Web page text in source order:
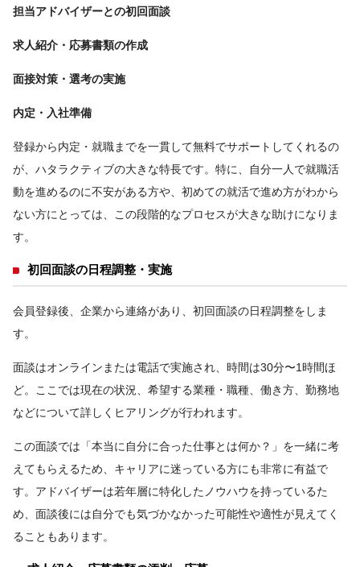
担当アドバイザーとの初回面談
求人紹介・応募書類の作成
面接対策・選考の実施
内定・入社準備
登録から内定・就職までを一貫して無料でサポートしてくれるの
が、ハタラクティブの大きな特長です。特に、自分一人で就職活
動を進めるのに不安がある方や、初めての就活で進め方がわから
ない方にとっては、この段階的なプロセスが大きな助けになりま
す。
初回面談の日程調整・実施
会員登録後、企業から連絡があり、初回面談の日程調整をしま
す。
面談はオンラインまたは電話で実施され、時間は30分〜1時間ほ
ど。ここでは現在の状況、希望する業種・職種、働き方、勤務地
などについて詳しくヒアリングが行われます。
この面談では「本当に自分に合った仕事とは何か？」を一緒に考
えてもらえるため、キャリアに迷っている方にも非常に有益で
す。アドバイザーは若年層に特化したノウハウを持っているた
め、面談後には自分でも気づかなかった可能性や適性が見えてく
ることもあります。